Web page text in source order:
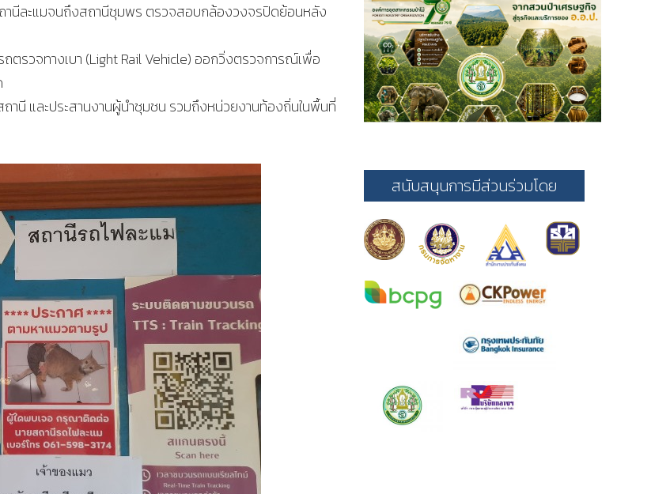
านีละแมจนถึงสถานีชุมพร ตรวจสอบกล้องวงจรปิดย้อนหลัง
ตรวจทางเบา (Light Rail Vehicle) ออกวิ่งตรวจการณ์เพื่อ
านี และประสานงานผู้นำชุมชน รวมถึงหน่วยงานท้องถิ่นในพื้นที่
สนับสนุนการมีส่วนร่วมโดย